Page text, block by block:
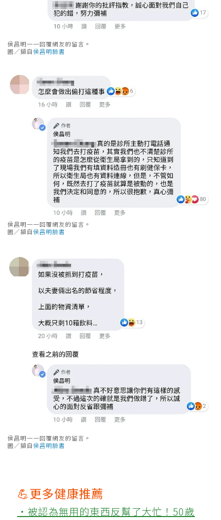
侯昌明一一回覆網友的留言。
圖／擷自侯昌明臉書
侯昌明一一回覆網友的留言。
圖／擷自侯昌明臉書
侯昌明一一回覆網友的留言。
圖／擷自侯昌明臉書
💪更多健康推薦
‧被認為無用的東西反幫了大忙！50歲